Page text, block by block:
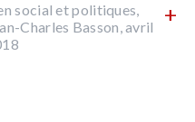
social et politiques,
Charles Basson, avril
+